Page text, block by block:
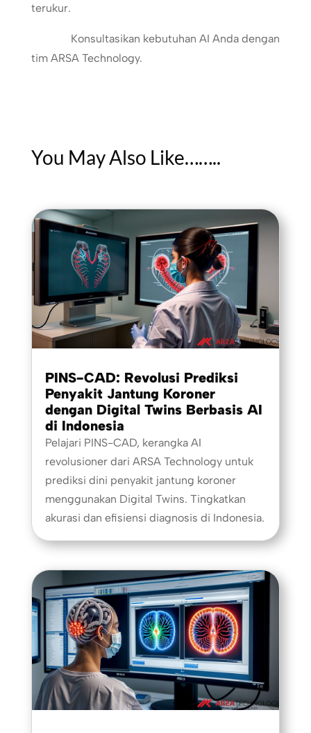
terukur.
Konsultasikan kebutuhan AI Anda dengan
tim ARSA Technology.
You May Also Like……..
PINS-CAD: Revolusi Prediksi
Penyakit Jantung Koroner
dengan Digital Twins Berbasis AI
di Indonesia
Pelajari PINS-CAD, kerangka AI
revolusioner dari ARSA Technology untuk
prediksi dini penyakit jantung koroner
menggunakan Digital Twins. Tingkatkan
akurasi dan efisiensi diagnosis di Indonesia.